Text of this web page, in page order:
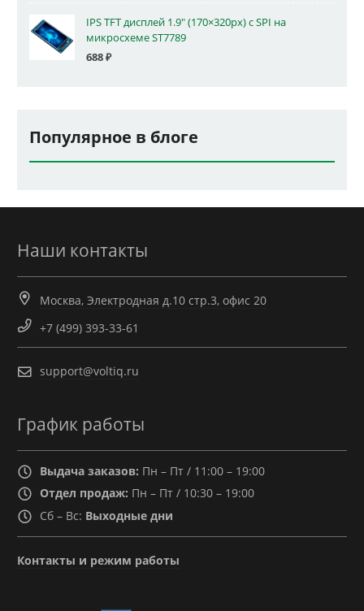
IPS TFT дисплей 1.9" (170×320px) с SPI на
микросхеме ST7789
688₽
Популярное в блоге
Наши контакты
Москва, Электродная д.10 стр.3, офис 20
+7 (499) 393-33-61
support@voltiq.ru
График работы
Выдача заказов: Пн – Пт / 11:00 – 19:00
Отдел продаж: Пн – Пт / 10:30 – 19:00
Сб – Вс: Выходные дни
Контакты и режим работы